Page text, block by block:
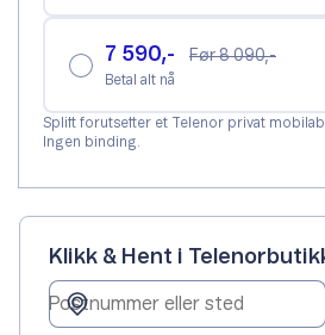
7 590,- Før 8 090,-
Betal alt nå
Splitt forutsetter et Telenor privat
Ingen binding.
Klikk & Hent i